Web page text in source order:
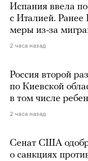
Испания ввела
с Италией. Ранее
меры из-за
2 часа назад
Россия второй
по Киевской
в том числе
2 часа назад
Сенат США
о санкциях